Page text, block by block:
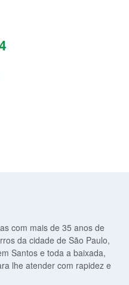
com mais de 35 anos de
da cidade de São Paulo,
Santos e toda a baixada,
lhe atender com rapidez e